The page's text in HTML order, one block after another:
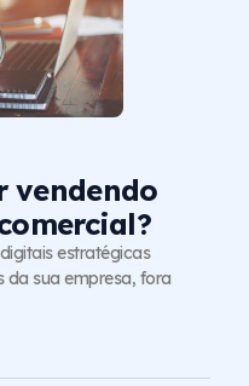
vendendo
estratégicas
da sua empresa, fora